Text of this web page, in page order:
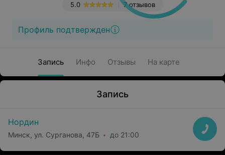
7 отзывов
5.0
Профиль подтвержден
Запись Инфо Отзывы На карте
Запись
Нордин
Минск, ул. Сурганова, 47Б до 21:00